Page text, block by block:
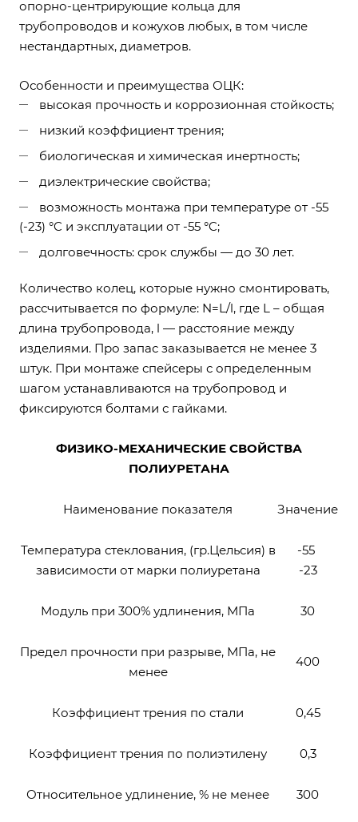
опорно-центрирующие кольца для
трубопроводов и кожухов любых, в том числе
нестандартных, диаметров.
Особенности и преимущества ОЦК:
высокая прочность и коррозионная стойкость;
низкий коэффициент трения;
биологическая и химическая инертность;
диэлектрические свойства;
возможность монтажа при температуре от -55
(-23) °C и эксплуатации от -55 °C;
долговечность: срок службы — до 30 лет.
Количество колец, которые нужно смонтировать,
рассчитывается по формуле: N=L/l, где L – общая
длина трубопровода, l — расстояние между
изделиями. Про запас заказывается не менее 3
штук. При монтаже спейсеры с определенным
шагом устанавливаются на трубопровод и
фиксируются болтами с гайками.
ФИЗИКО-МЕХАНИЧЕСКИЕ СВОЙСТВА
ПОЛИУРЕТАНА
Наименование показателя Значение
Температура стеклования, (гр.Цельсия) в
зависимости от марки полиуретана
-55
-23
Модуль при 300% удлинения, МПа 30
Предел прочности при разрыве, МПа, не
менее
400
Коэффициент трения по стали 0,45
Коэффициент трения по полиэтилену 0,3
Относительное удлинение, % не менее 300